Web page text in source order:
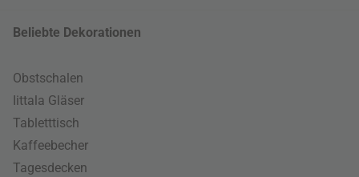
Beliebte Dekorationen
Obstschalen
Iittala Gläser
Tabletttisch
Kaffeebecher
Tagesdecken